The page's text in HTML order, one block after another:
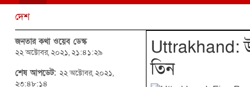
দেশ
জনতার কথা ওয়েব ডেস্ক
২২ অক্টোবর, ২০২১, ২১:৪১:২৯
শেষ আপডেট: ২২ অক্টোবর, ২০২১,
২৩:৪৮:১৪
Uttrakhand:
তিন